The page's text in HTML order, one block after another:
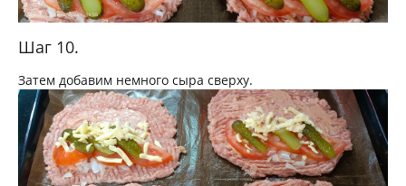
Шаг 10.
Затем добавим немного сыра сверху.